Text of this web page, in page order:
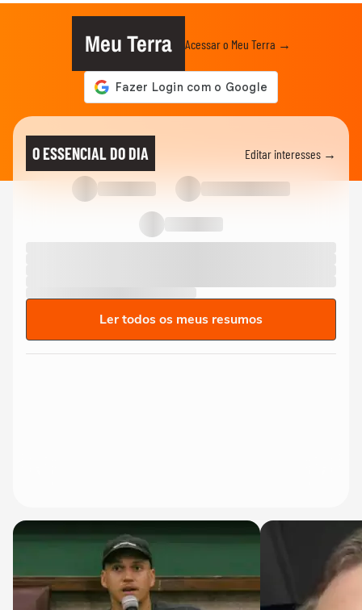
Meu Terra Acessar o Meu Terra →
O ESSENCIAL DO DIA Editar interesses →
Ler todos os meus resumos